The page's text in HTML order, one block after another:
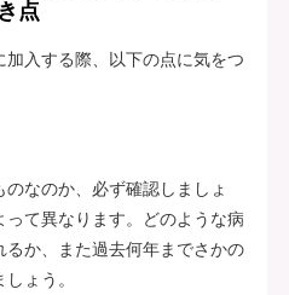
き点
入する際、以下の点に気をつ
なのか、必ず確認しましょ
て異なります。どのような病
か、また過去何年までさかの
ょう。